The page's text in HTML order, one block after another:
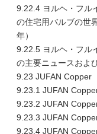
9.22.4 ヨルヘ・フル
の住宅用バルブの世
年）
9.22.5 ヨルヘ・フル
の主要ニュースおよ
9.23 JUFAN Copper
9.23.1 JUFAN
9.23.2 JUFAN
9.23.3 JUFAN
9.23.4 JUFAN